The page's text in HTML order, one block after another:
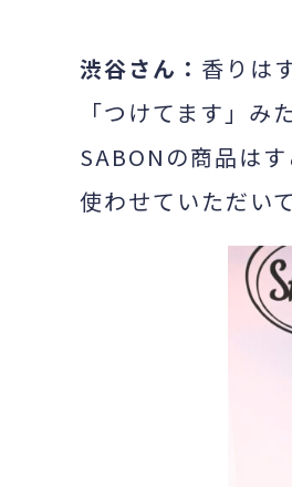
渋谷さん： 香りは
「つけてます」み
SABONの商品は
使わせていただい